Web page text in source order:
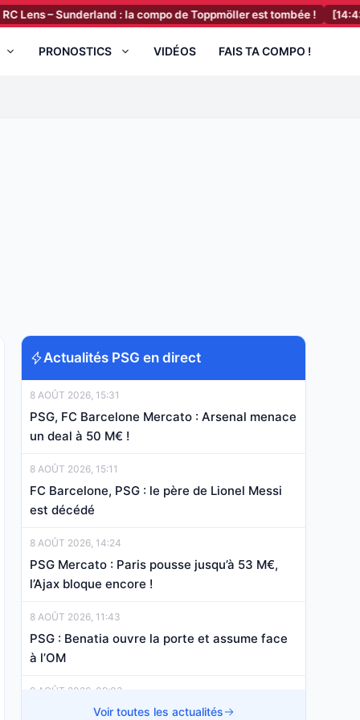
– Sunderland : la compo de Toppmöller est tombée ! [14:43]
PRONOSTICS VIDÉOS FAIS TA COMPO !
Actualités PSG en direct
8 AOÛT 2026, 15:31
PSG, FC Barcelone Mercato : Arsenal menace
un deal à 50 M€ !
8 AOÛT 2026, 15:11
FC Barcelone, PSG : le père de Lionel Messi
est décédé
8 AOÛT 2026, 14:24
PSG Mercato : Paris pousse jusqu’à 53 M€,
l’Ajax bloque encore !
8 AOÛT 2026, 11:43
PSG : Benatia ouvre la porte et assume face
à l’OM
8 AOÛT 2026, 09:03
PSG : Paris refuse une première offre et
Voir toutes les actualités